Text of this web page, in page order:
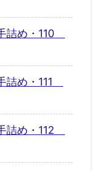
詰め・110
詰め・111
詰め・112